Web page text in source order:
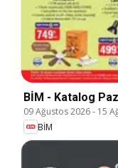
BİM - Katalog
09 Ağustos 2026- 15
BİM